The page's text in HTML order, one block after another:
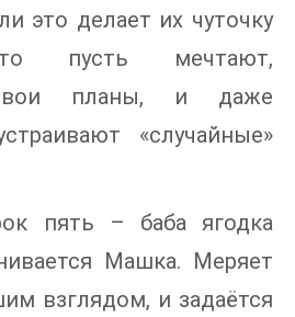
это делает их чуточку
то пусть мечтают,
планы, и даже
«случайные»
пять – баба ягодка
Машка. Меряет
взглядом, и задаётся